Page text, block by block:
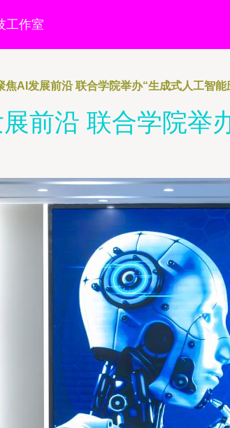
工作室
焦AI发展前沿 联合学院举办“生成式人工智能
前沿 联合学院举